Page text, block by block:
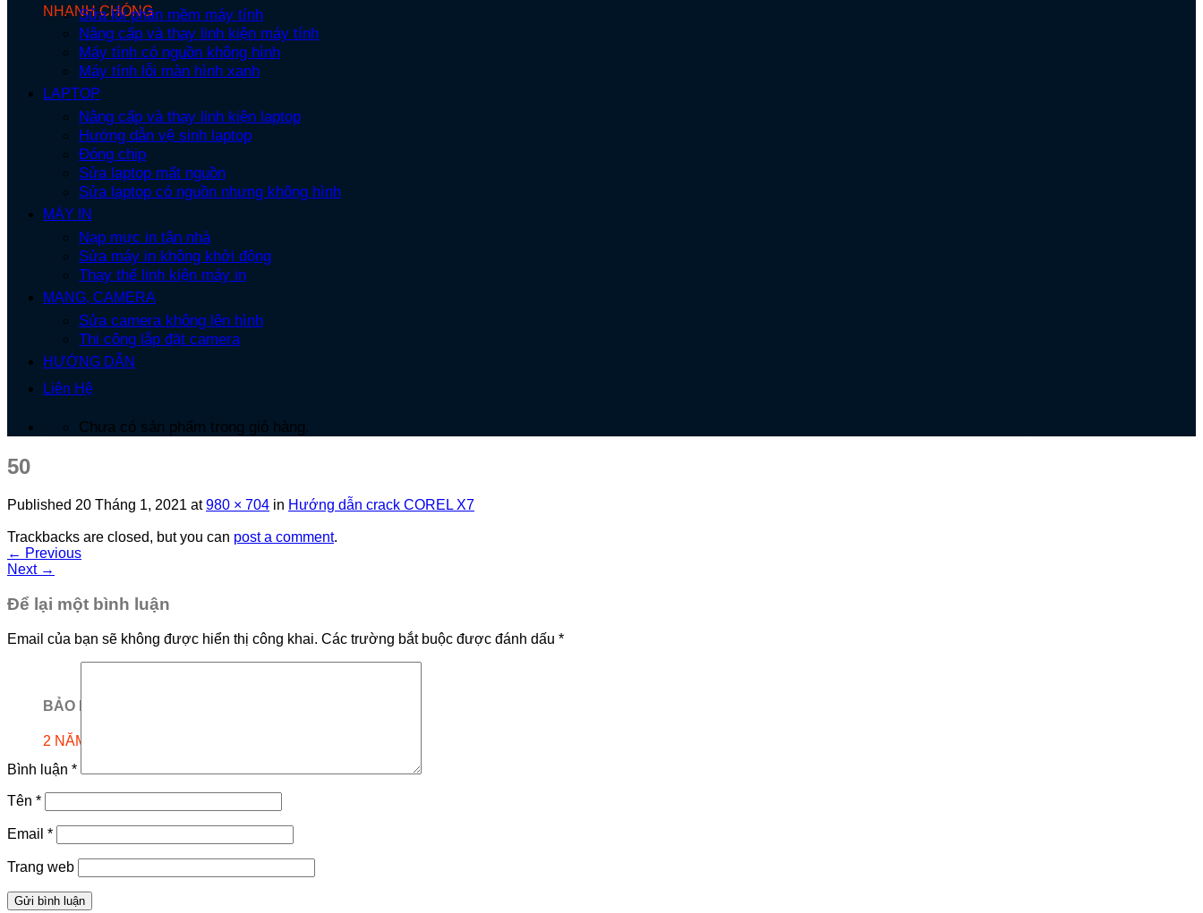
NHANH CHÓNG
BẢO HÀNH
2 NĂM
Sửa lỗi phần mềm máy tính
Nâng cấp và thay linh kiện máy tính
Máy tính có nguồn không hình
Máy tính lỗi màn hình xanh
LAPTOP
Nâng cấp và thay linh kiện laptop
Hướng dẫn vệ sinh laptop
Đóng chip
Sửa laptop mất nguồn
Sửa laptop có nguồn nhưng không hình
MÁY IN
Nạp mực in tận nhà
Sửa máy in không khởi động
Thay thế linh kiện máy in
MẠNG, CAMERA
Sửa camera không lên hình
Thi công lắp đặt camera
HƯỚNG DẪN
Liên Hệ
Chưa có sản phẩm trong giỏ hàng.
50
Published 20 Tháng 1, 2021 at980 × 704 in Hướng dẫn crack COREL X7
Trackbacks are closed, but you can post a comment.
← Previous
Next →
Để lại một bình luận
Email của bạn sẽ không được hiển thị công khai. Các trường bắt buộc được đánh dấu *
Bình luận *
Tên *
Email *
Trang web